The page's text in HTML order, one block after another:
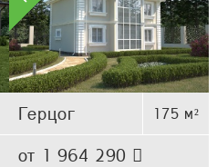
Герцог 175 м²
от 1 964 290